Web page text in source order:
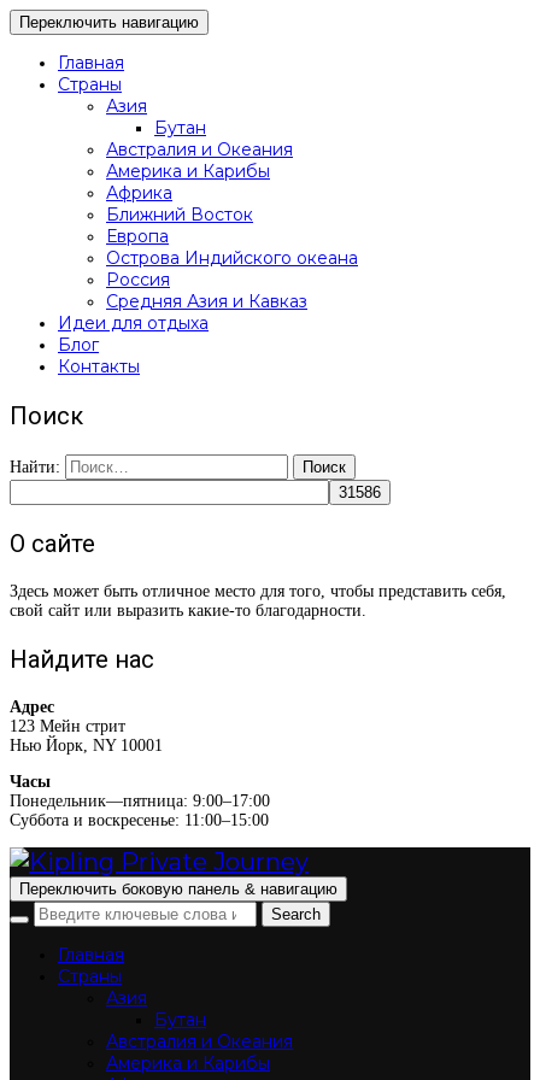
Переключить навигацию
Главная
Страны
Азия
Бутан
Австралия и Океания
Америка и Карибы
Африка
Ближний Восток
Европа
Острова Индийского океана
Россия
Средняя Азия и Кавказ
Идеи для отдыха
Блог
Контакты
Поиск
Найти:
О сайте
Здесь может быть отличное место для того, чтобы представить себя,
свой сайт или выразить какие-то благодарности.
Найдите нас
Адрес
123 Мейн стрит
Нью Йорк, NY 10001
Часы
Понедельник—пятница: 9:00–17:00
Суббота и воскресенье: 11:00–15:00
Переключить боковую панель & навигацию
Главная
Страны
Азия
Бутан
Австралия и Океания
Америка и Карибы